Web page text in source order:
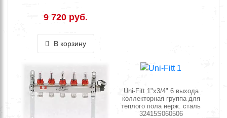
9 720 руб.
В корзину
Uni-Fitt 1"х3/4" 6 выхода
коллекторная группа для
теплого пола нерж. сталь
32415S060506